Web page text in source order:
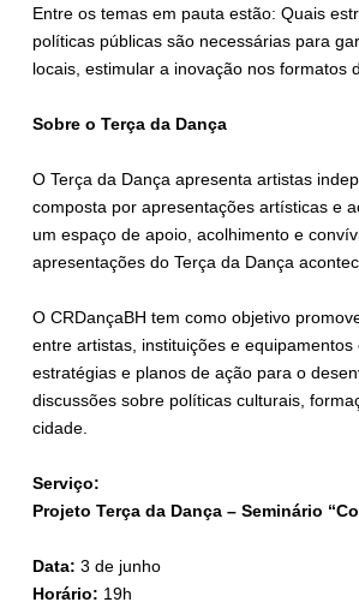
Entre os temas em pauta estão: Quais
políticas públicas são necessárias para
locais, estimular a inovação nos
Sobre o Terça da Dança
O Terça da Dança apresenta artistas
composta por apresentações artísticas e
um espaço de apoio, acolhimento e
apresentações do Terça da Dança
O CRDançaBH tem como objetivo
entre artistas, instituições e
estratégias e planos de ação para o
discussões sobre políticas culturais,
cidade.
Serviço:
Projeto Terça da Dança – Seminário
Data: 3 de junho
Horário: 19h